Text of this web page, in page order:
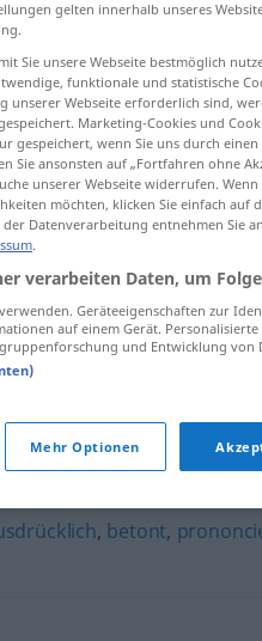
, betont,
gelten innerhalb unseres
Sie unsere Webseite bestmöglich
funktionale und statistische
unserer Webseite erforderlich sind,
Marketing-Cookies und
gespeichert, wenn Sie uns durch
Sie ansonsten auf „Fortfahren ohne
unserer Webseite widerrufen.
möchten, klicken Sie einfach auf
Datenverarbeitung entnehmen Sie
.
verarbeiten Daten, um
Geräteeigenschaften zur
auf einem Gerät.
und Entwicklung von
Mehr Optionen